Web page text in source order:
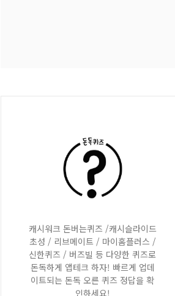
캐시워크 돈버는퀴즈 /캐시슬라이드
초성 / 리브메이트 / 마이홈플러스 /
신한퀴즈 / 버즈빌 등 다양한 퀴즈로
돈독하게 앱테크 하자! 빠르게 업데
이트되는 돈독 오른 퀴즈 정답을 확
인하세요!